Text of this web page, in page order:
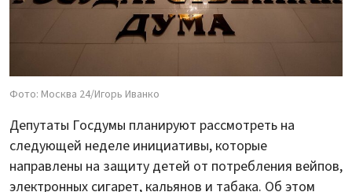
Фото: Москва 24/Игорь Иванко
Депутаты Госдумы планируют рассмотреть на
следующей неделе инициативы, которые
направлены на защиту детей от потребления вейпов,
электронных сигарет, кальянов и табака. Об этом